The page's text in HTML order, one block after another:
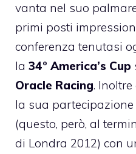
vanta nel suo
primi posti
conferenza tenutasi
la 34° America’s Cup
Oracle Racing.
la sua
(questo, però, al
di Londra 2012) con